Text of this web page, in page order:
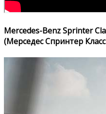
Mercedes-Benz Sprinter
(Мерседес Спринтер